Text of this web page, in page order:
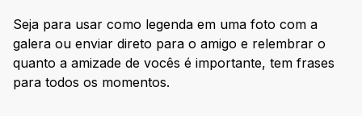
Seja para usar como legenda em uma foto com a
galera ou enviar direto para o amigo e relembrar o
quanto a amizade de vocês é importante, tem frases
para todos os momentos.